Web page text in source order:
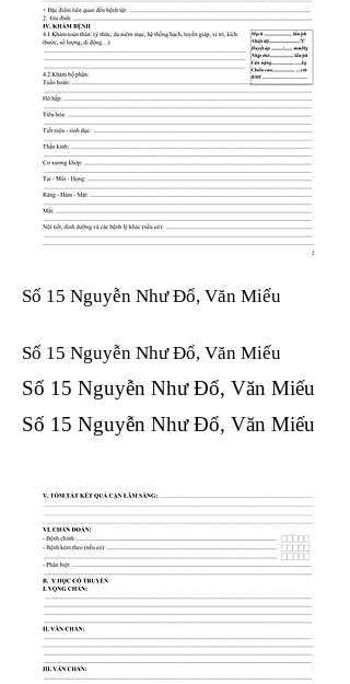
Số 15 Nguyễn Như Đổ, Văn Miếu
Số 15 Nguyễn Như Đổ, Văn Miếu​​​​
Số 15 Nguyễn Như Đổ, Văn Miếu​​​​
Số 15 Nguyễn Như Đổ, Văn Miếu​​​​